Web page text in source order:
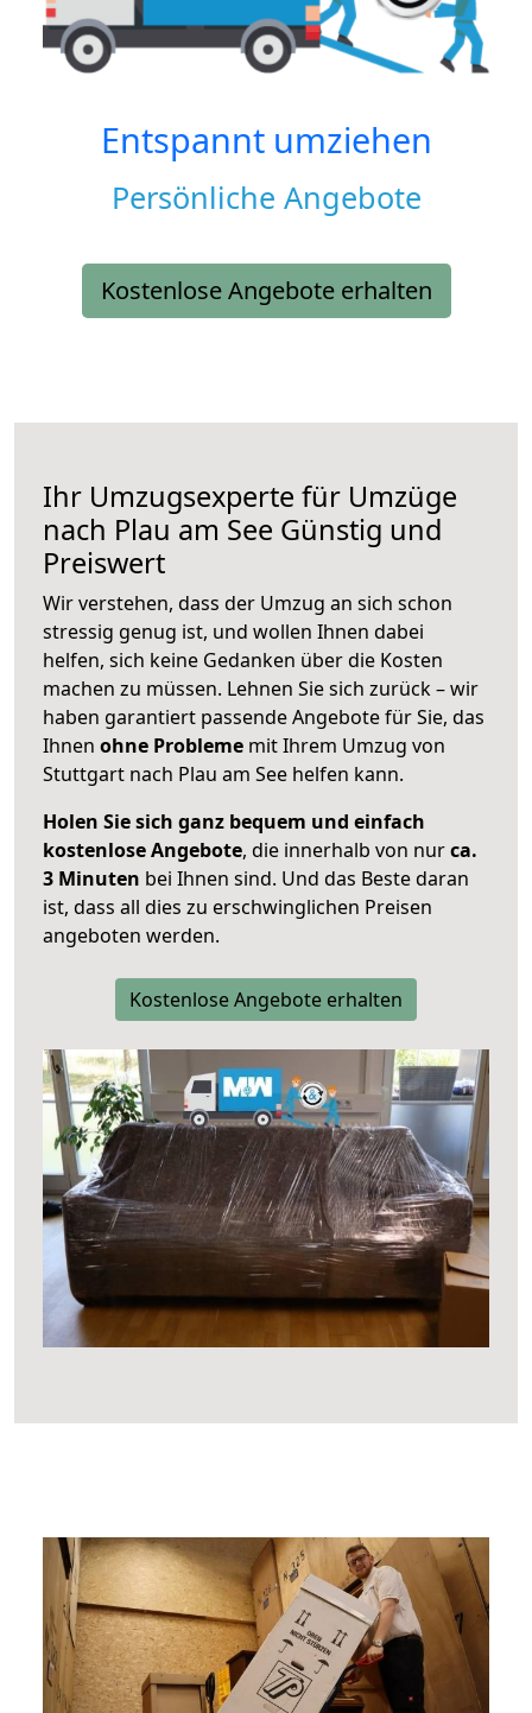
Entspannt umziehen
Persönliche Angebote
Kostenlose Angebote erhalten
Ihr Umzugsexperte für Umzüge
nach Plau am See Günstig und
Preiswert
Wir verstehen, dass der Umzug an sich schon
stressig genug ist, und wollen Ihnen dabei
helfen, sich keine Gedanken über die Kosten
machen zu müssen. Lehnen Sie sich zurück – wir
haben garantiert passende Angebote für Sie, das
Ihnen ohne Probleme mit Ihrem Umzug von
Stuttgart nach Plau am See helfen kann.
Holen Sie sich ganz bequem und einfach
kostenlose Angebote, die innerhalb von nurca.
3 Minuten bei Ihnen sind. Und das Beste daran
ist, dass all dies zu erschwinglichen Preisen
angeboten werden.
Kostenlose Angebote erhalten